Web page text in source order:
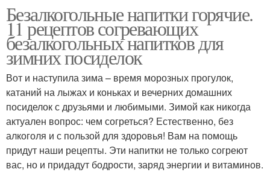
Безалкогольные напитки горячие.
11 рецептов согревающих
безалкогольных напитков для
зимних посиделок
Вот и наступила зима – время морозных прогулок,
катаний на лыжах и коньках и вечерних домашних
посиделок с друзьями и любимыми. Зимой как никогда
актуален вопрос: чем согреться? Естественно, без
алкоголя и с пользой для здоровья! Вам на помощь
придут наши рецепты. Эти напитки не только согреют
вас, но и придадут бодрости, заряд энергии и витаминов.